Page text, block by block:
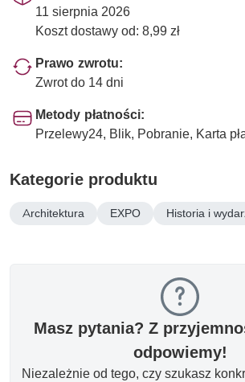
11 sierpnia 2026
Koszt dostawy od: 8,99 zł
Prawo zwrotu:
Zwrot do 14 dni
Metody płatności:
Przelewy24, Blik, Pobranie, Karta
Kategorie produktu
Architektura EXPO Historia i
Masz pytania? Z
odpowiemy!
Niezależnie od tego, czy szukasz